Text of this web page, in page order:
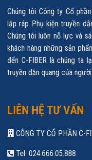
Chúng tôi Công ty Cổ
lắp ráp Phụ kiện truyền
Chúng tôi luôn nỗ lực và
khách hàng những sản
đến C-FIBER là chúng ta
truyền dẫn quang của
LIÊN HỆ TƯ VẤN
CÔNG TY CỔ PHẦN C-
Tel: 024.666.05.888